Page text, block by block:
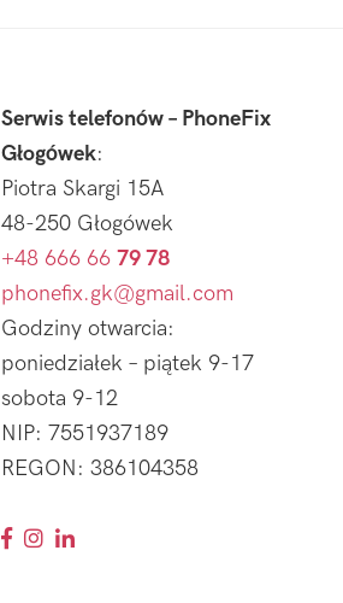
Serwis telefonów – PhoneFix
Głogówek:
Piotra Skargi 15A
48-250 Głogówek
+48 666 66 79 78
phonefix.gk@gmail.com
Godziny otwarcia:
poniedziałek – piątek 9-17
sobota 9-12
NIP: 7551937189
REGON: 386104358